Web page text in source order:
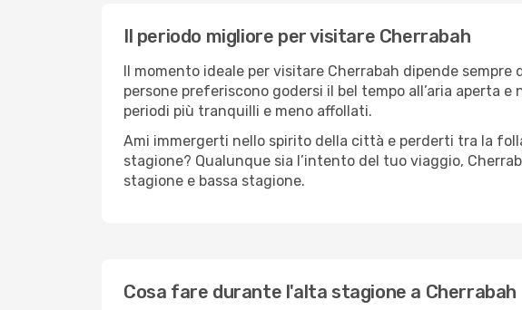
Il periodo migliore per visitare Cherrabah
Il momento ideale per visitare Cherrabah dipende
persone preferiscono godersi il bel tempo all’aria aperta
periodi più tranquilli e meno affollati.
Ami immergerti nello spirito della città e perderti tra la
stagione? Qualunque sia l’intento del tuo viaggio,
stagione e bassa stagione.
Cosa fare durante l'alta stagione a Cherrabah